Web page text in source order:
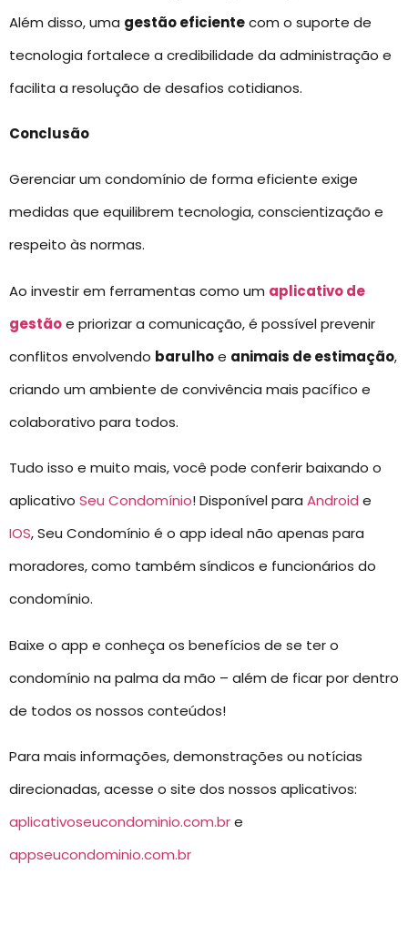
Além disso, uma gestão eficientecom o suporte de
tecnologia fortalece a credibilidade da administração e
facilita a resolução de desafios cotidianos.
Conclusão
Gerenciar um condomínio de forma eficiente exige
medidas que equilibrem tecnologia, conscientização e
respeito às normas.
Ao investir em ferramentas como um aplicativo de
gestãoe priorizar a comunicação, é possível prevenir
conflitos envolvendo barulhoe animais de estimação,
criando um ambiente de convivência mais pacífico e
colaborativo para todos.
Tudo isso e muito mais, você pode conferir baixando o
aplicativo Seu Condomínio! Disponível para Android e
IOS, Seu Condomínio é o app ideal não apenas para
moradores, como também síndicos e funcionários do
condomínio.
Baixe o app e conheça os benefícios de se ter o
condomínio na palma da mão – além de ficar por dentro
de todos os nossos conteúdos!
Para mais informações, demonstrações ou notícias
direcionadas, acesse o site dos nossos aplicativos:
aplicativoseucondominio.com.bre
appseucondominio.com.br